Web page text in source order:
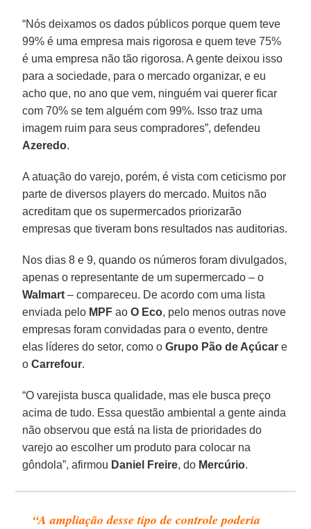
“Nós deixamos os dados públicos porque quem teve
99% é uma empresa mais rigorosa e quem teve 75%
é uma empresa não tão rigorosa. A gente deixou isso
para a sociedade, para o mercado organizar, e eu
acho que, no ano que vem, ninguém vai querer ficar
com 70% se tem alguém com 99%. Isso traz uma
imagem ruim para seus compradores”, defendeu
Azeredo.
A atuação do varejo, porém, é vista com ceticismo por
parte de diversos players do mercado. Muitos não
acreditam que os supermercados priorizarão
empresas que tiveram bons resultados nas auditorias.
Nos dias 8 e 9, quando os números foram divulgados,
apenas o representante de um supermercado – o
Walmart – compareceu. De acordo com uma lista
enviada pelo MPF aoO Eco, pelo menos outras nove
empresas foram convidadas para o evento, dentre
elas líderes do setor, como oGrupo Pão de Açúcar e
oCarrefour.
“O varejista busca qualidade, mas ele busca preço
acima de tudo. Essa questão ambiental a gente ainda
não observou que está na lista de prioridades do
varejo ao escolher um produto para colocar na
gôndola”, afirmou Daniel Freire, do Mercúrio.
“A ampliação desse tipo de controle poderia